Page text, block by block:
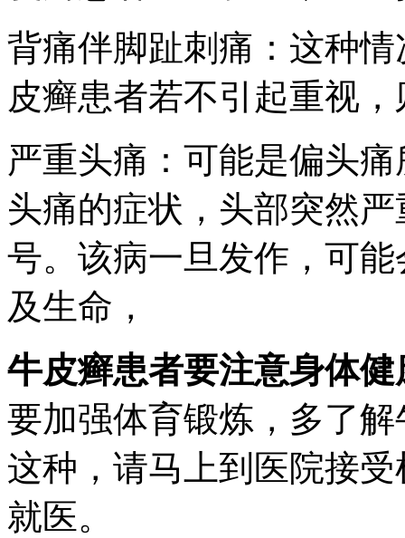
背痛伴脚趾刺痛：这种
皮癣患者若不引起重视
严重头痛：可能是偏头
头痛的症状，头部突然
号。该病一旦发作，可
及生命，
牛皮癣患者要注意身体健
要加强体育锻炼，多了
这种，请马上到医院接
就医。